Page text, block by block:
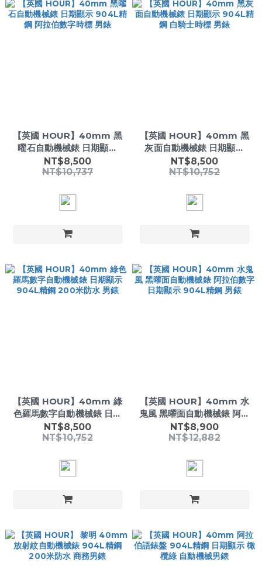
【英國 HOUR】40mm 黑
曜石自動機械錶 日期顯示
904L精鋼 阿拉伯數字時標
男錶
NT$8,500
NT$10,737
【英國 HOUR】40mm 黑
灰面自動機械錶 日期顯示
904L精鋼 白騎士時標 男錶
NT$8,500
NT$10,752
【英國 HOUR】40mm 綠
色羅馬數字自動機械錶 日期
顯示 904L精鋼 200米防水
男錶
NT$8,500
NT$10,752
【英國 HOUR】40mm 水
鬼風 黑曜面自動機械錶 阿拉
伯數字 日期顯示 904L精鋼
男錶
NT$8,900
NT$12,882